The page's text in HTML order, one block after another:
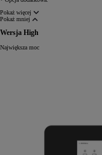
Pokaż więcej
Pokaż mniej
Wersja High
Największa moc